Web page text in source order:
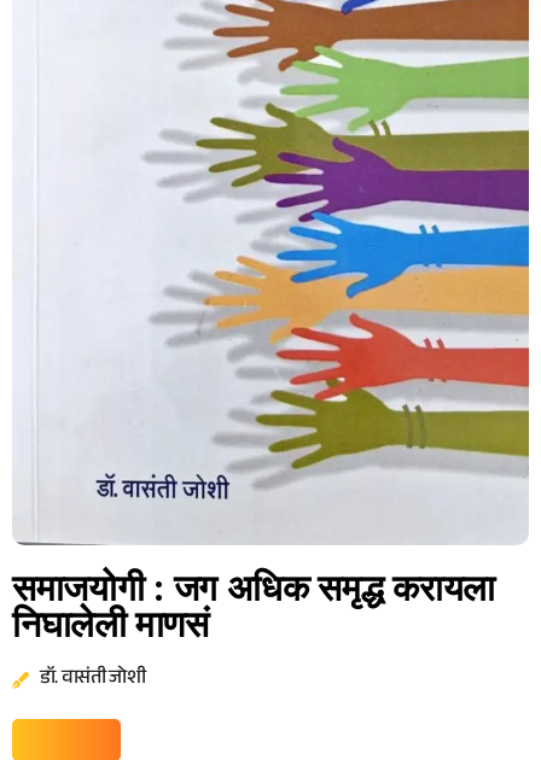
समाजयोगी : जग अधिक समृद्ध करायला
निघालेली माणसं
डॉ. वासंती जोशी